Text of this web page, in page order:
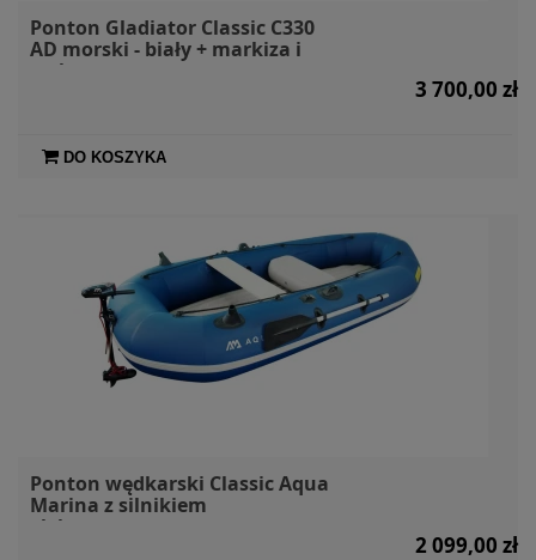
Ponton Gladiator Classic C330
AD morski - biały + markiza i
torby
3 700,00 zł
DO KOSZYKA
Ponton wędkarski Classic Aqua
Marina z silnikiem
elektrycznym
2 099,00 zł